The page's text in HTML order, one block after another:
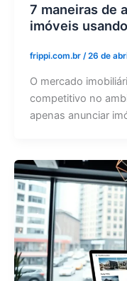
7 maneiras de
imóveis
frippi.com.br /26 de
O mercado
competitivo no
apenas anunciar